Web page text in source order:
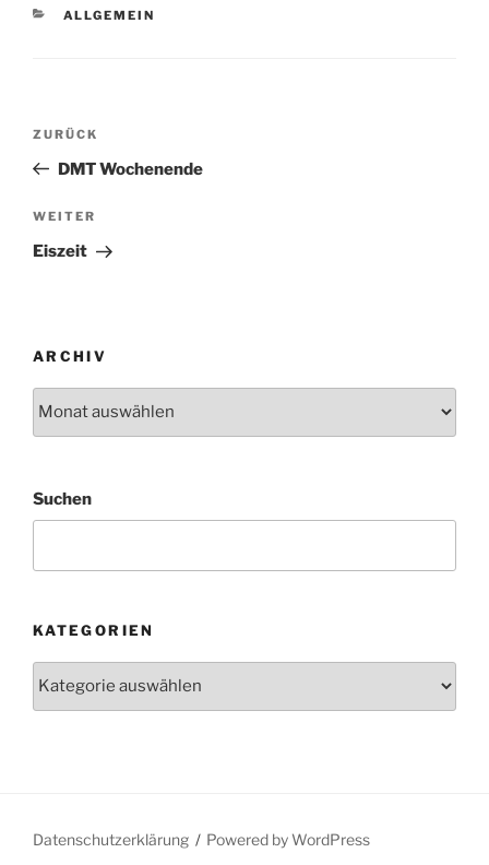
KATEGORIEN
ALLGEMEIN
Beitragsnavigation
Vorheriger
Beitrag
ZURÜCK
DMT Wochenende
Nächster
Beitrag
WEITER
Eiszeit
ARCHIV
Suchen
KATEGORIEN
Datenschutzerklärung Powered by WordPress